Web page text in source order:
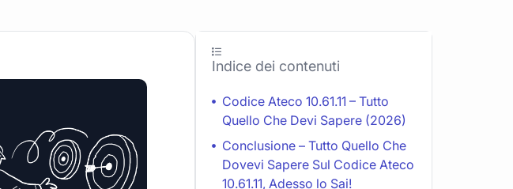
Indice dei contenuti
Codice Ateco 10.61.11 – Tutto
Quello Che Devi Sapere (2026)
Conclusione – Tutto Quello Che
Dovevi Sapere Sul Codice Ateco
10.61.11, Adesso lo Sai!